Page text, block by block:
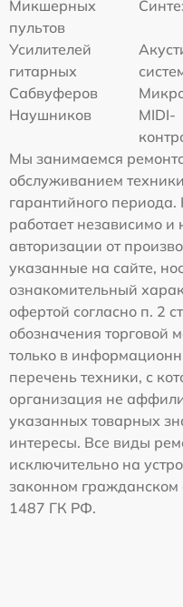
Микшерных
пультов
Усилителей
гитарных
Сабвуферов
Наушников
MIDI-
Мы занимаемся
обслуживанием
гарантийного
работает независимо
авторизации от
указанные на сайте,
ознакомительный
офертой согласно п. 2
обозначения торговой
только в
перечень техники, с
организация не
указанных товарных
интересы. Все виды
исключительно на
законном гражданском
1487 ГК РФ.